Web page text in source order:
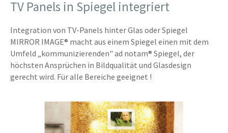
TV Panels in Spiegel integriert
Integration von TV-Panels hinter Glas oder Spiegel
MIRROR IMAGE® macht aus einem Spiegel einen mit dem
Umfeld „kommunizierenden" ad notam® Spiegel, der
höchsten Ansprüchen in Bildqualität und Glasdesign
gerecht wird. Für alle Bereiche geeignet !